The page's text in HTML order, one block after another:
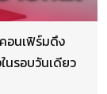
อนเฟิร์มดึง
นรอบวันเดียว